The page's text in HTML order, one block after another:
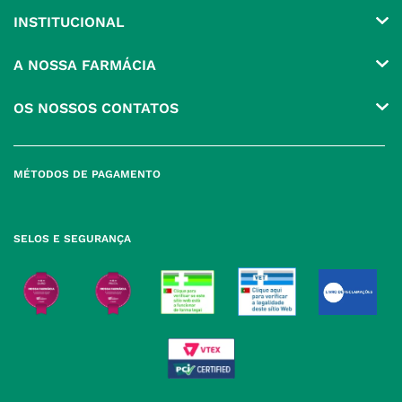
INSTITUCIONAL
Produtos Favoritos
A NOSSA FARMÁCIA
OS NOSSOS CONTATOS
MÉTODOS DE PAGAMENTO
SELOS E SEGURANÇA